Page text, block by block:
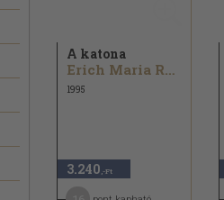
A katona
Erich Maria Remarque
1995
3.240 ,-Ft